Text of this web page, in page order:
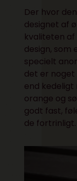
Der hvor
designet af
kvaliteten af
design, som
specielt
det er
end
orange og
godt fast,
de fortrinligt.